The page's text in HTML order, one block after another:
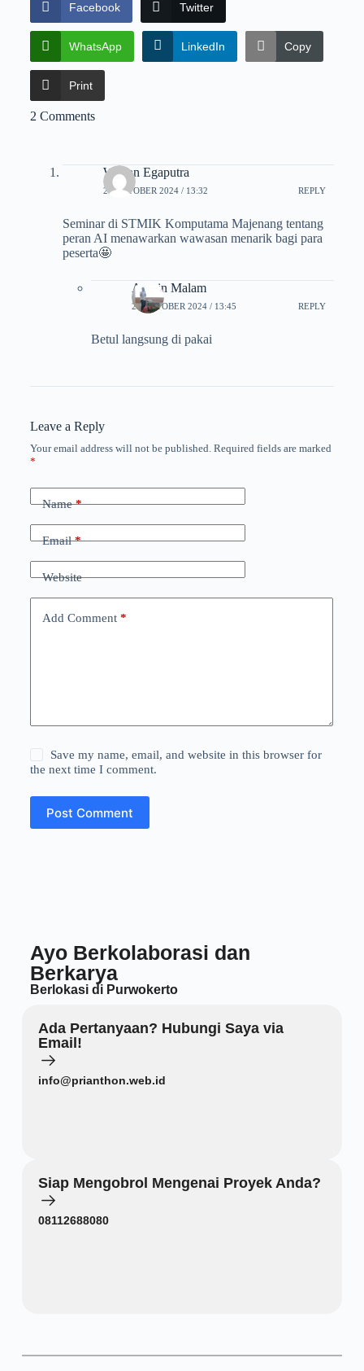
Facebook Twitter
WhatsApp LinkedIn Copy
Print
2 Comments
Wildan Egaputra
21 OCTOBER 2024 / 13:32 REPLY
Seminar di STMIK Komputama Majenang tentang
peran AI menawarkan wawasan menarik bagi para
peserta🤩
Admin Malam
21 OCTOBER 2024 / 13:45 REPLY
Betul langsung di pakai
Leave a Reply
Your email address will not be published. Required fields are marked
*
Name*
Email*
Website
Add Comment*
Save my name, email, and website in this browser for
the next time I comment.
Post Comment
Ayo Berkolaborasi dan
Berkarya
Berlokasi di Purwokerto
Ada Pertanyaan? Hubungi Saya via
Email!
info@prianthon.web.id
Siap Mengobrol Mengenai Proyek Anda?
08112688080